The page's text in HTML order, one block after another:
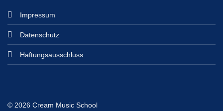
Impressum
Datenschutz
Haftungsausschluss
© 2026 Cream Music School